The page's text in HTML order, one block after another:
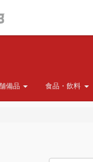
備品 食品・飲料